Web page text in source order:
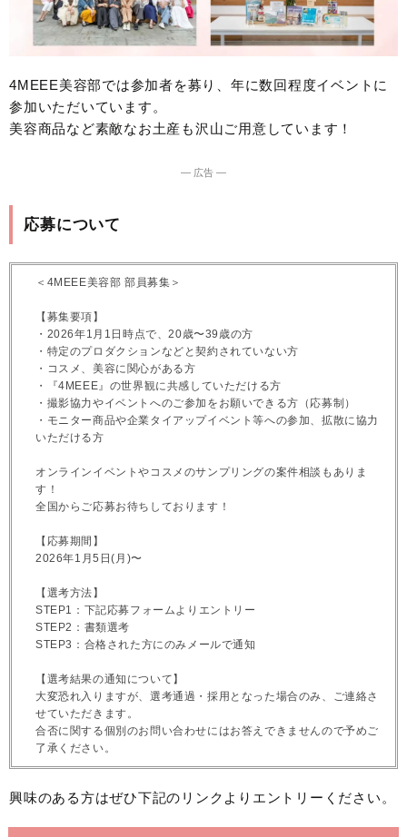
4MEEE美容部では参加者を募り、年に数回程度イベントに
参加いただいています。
美容商品など素敵なお土産も沢山ご用意しています！
― 広告 ―
応募について
＜4MEEE美容部 部員募集＞
【募集要項】
・2026年1月1日時点で、20歳〜39歳の方
・特定のプロダクションなどと契約されていない方
・コスメ、美容に関心がある方
・『4MEEE』の世界観に共感していただける方
・撮影協力やイベントへのご参加をお願いできる方（応募制）
・モニター商品や企業タイアップイベント等への参加、拡散に協力
いただける方
オンラインイベントやコスメのサンプリングの案件相談もありま
す！
全国からご応募お待ちしております！
【応募期間】
2026年1月5日(月)〜
【選考方法】
STEP1：下記応募フォームよりエントリー
STEP2：書類選考
STEP3：合格された方にのみメールで通知
【選考結果の通知について】
大変恐れ入りますが、選考通過・採用となった場合のみ、ご連絡さ
せていただきます。
合否に関する個別のお問い合わせにはお答えできませんので予めご
了承ください。
興味のある方はぜひ下記のリンクよりエントリーください。